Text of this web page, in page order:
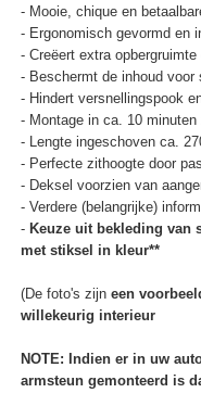
- Mooie, chique en
- Ergonomisch gevormd en
- Creëert extra
- Beschermt de inhoud
- Hindert versnellingspook
- Montage in ca. 10
- Lengte ingeschoven ca.
- Perfecte zithoogte door
- Deksel voorzien van
- Verdere (belangrijke)
- Keuze uit bekleding van
met stiksel in kleur**
(De foto's zijn een
willekeurig interieur
NOTE: Indien er in uw
armsteun gemonteerd is